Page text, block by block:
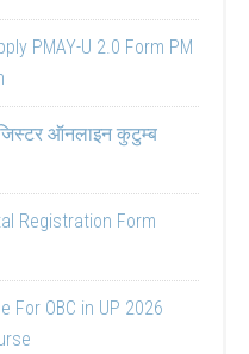
PMAY-U 2.0 Form PM
ऑनलाइन कुटुम्ब
Registration Form
For OBC in UP 2026